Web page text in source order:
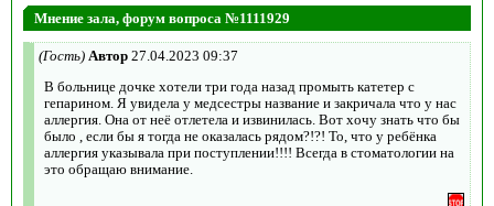
Мнение зала, форум вопроса №1111929
(Гость) Автор 27.04.2023 09:37
В больнице дочке хотели три года назад промыть катетер с
гепарином. Я увидела у медсестры название и закричала что у нас
аллергия. Она от неё отлетела и извинилась. Вот хочу знать что бы
было , если бы я тогда не оказалась рядом?!?! То, что у ребёнка
аллергия указывала при поступлении!!!! Всегда в стоматологии на
это обращаю внимание.